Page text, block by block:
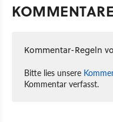
KOMMENTARE
Kommentar-Regeln
Bitte lies unsere
Kommentar verfasst.